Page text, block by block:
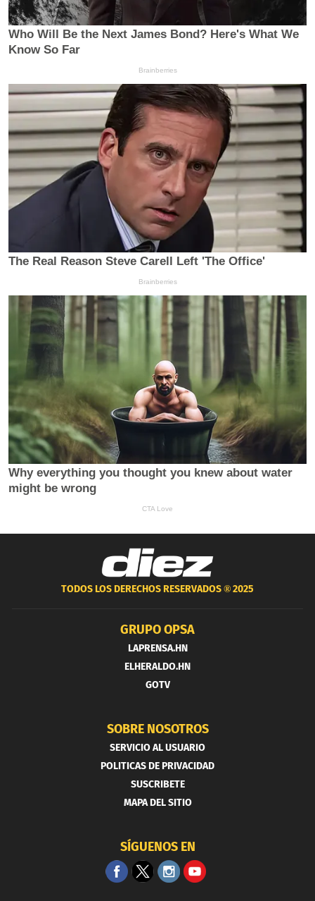
TODOS LOS DERECHOS RESERVADOS ®2025
GRUPO OPSA
LAPRENSA.HN
ELHERALDO.HN
GOTV
SOBRE NOSOTROS
SERVICIO AL USUARIO
POLITICAS DE PRIVACIDAD
SUSCRIBETE
MAPA DEL SITIO
SÍGUENOS EN